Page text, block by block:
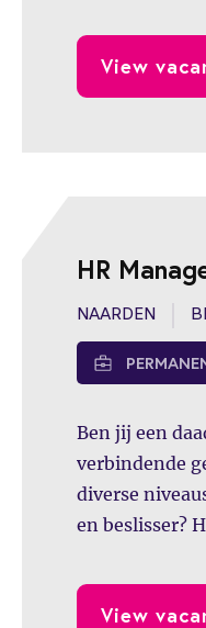
Manager bij
combineer je
accounting en
samen met de
Control en
verdere
internationale
View
HR
NAARDEN
Ben jij een
verbindende
diverse
en beslisser?
weet je dit
vertalen naar
View